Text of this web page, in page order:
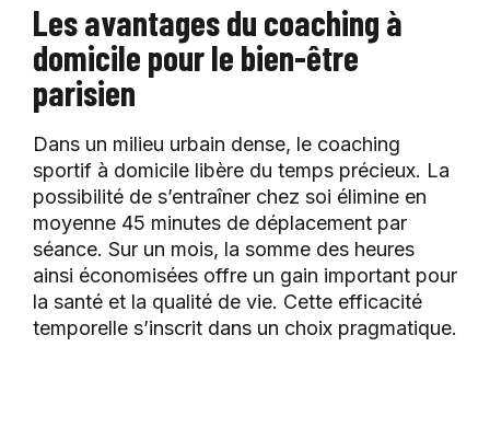
Les avantages du coaching à
domicile pour le bien-être
parisien
Dans un milieu urbain dense, le coaching
sportif à domicile libère du temps précieux. La
possibilité de s’entraîner chez soi élimine en
moyenne 45 minutes de déplacement par
séance. Sur un mois, la somme des heures
ainsi économisées offre un gain important pour
la santé et la qualité de vie. Cette efficacité
temporelle s’inscrit dans un choix pragmatique.